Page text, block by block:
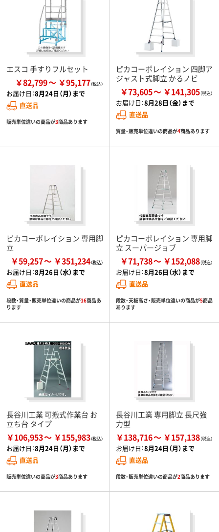
エスコ 手すりフルセット
￥82,799 ￥95,177
お届け日：8月24日（月）まで
直送品
販売単位違いの商品が3商品あります
ピカコーポレイション 四脚ア
ジャスト式脚立 かるノビ
￥73,605 ￥141,305
お届け日：8月28日（金）まで
直送品
質量・販売単位違いの商品が4商品あります
ピカコーポレイション 専用脚
立
￥59,257 ￥351,234
お届け日：8月26日（水）まで
直送品
段数・質量・販売単位違いの商品が16商品あ
ります
ピカコーポレイション 専用脚
立 スーパージョブ
￥71,738 ￥152,088
お届け日：8月26日（水）まで
直送品
段数・天板高さ・販売単位違いの商品が5商品
あります
長谷川工業 可搬式作業台 お
立ち台 タイプ
￥106,953 ￥155,983
お届け日：8月24日（月）まで
直送品
販売単位違いの商品が3商品あります
長谷川工業 専用脚立 長尺強
力型
￥138,716 ￥157,138
お届け日：8月24日（月）まで
直送品
段数・販売単位違いの商品が2商品あります